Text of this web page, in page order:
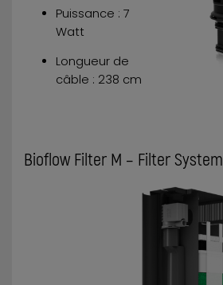
Puissance : 7
Watt
Longueur de
câble : 238 cm
Bioflow Filter M – Filter System